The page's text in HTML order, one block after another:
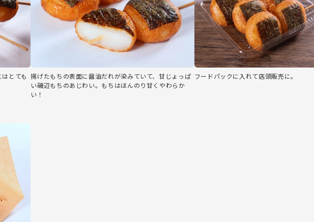
とても 揚げたもちの表面に醤油だれが染みていて、甘じょっぱ
い磯辺もちのあじわい。もちはほんのり甘くやわらか
い！
フードパックに入れて店頭販売に。